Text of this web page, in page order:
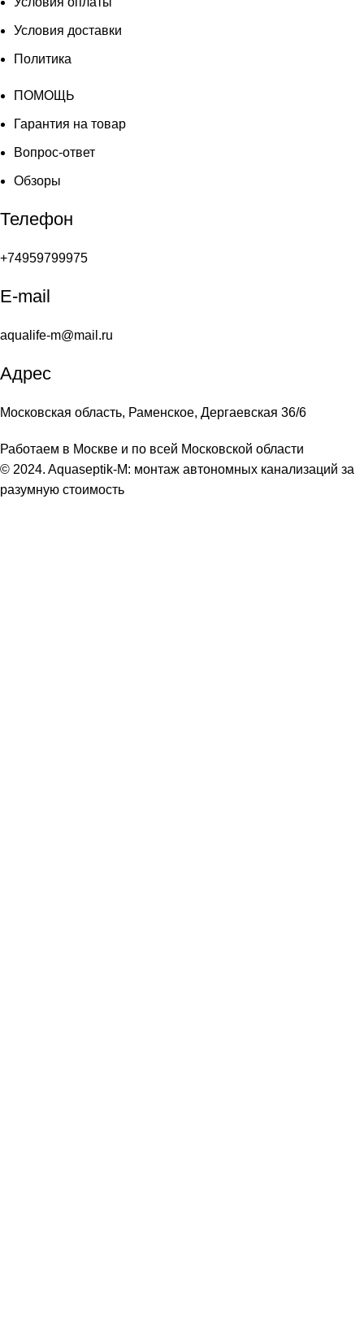
Условия доставки
Политика
ПОМОЩЬ
Гарантия на товар
Вопрос-ответ
Обзоры
Телефон
+74959799975
E-mail
aqualife-m@mail.ru
Адрес
Московская область, Раменское, Дергаевская 36/6
Работаем в Москве и по всей Московской области
© 2024. Aquaseptik-M: монтаж автономных канализаций за
разумную стоимость